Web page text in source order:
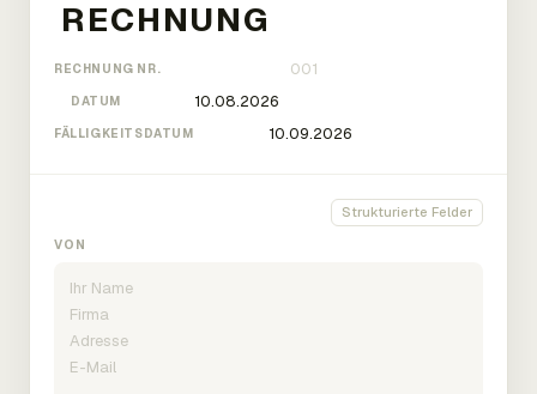
RECHNUNG NR.
DATUM
FÄLLIGKEITSDATUM
Strukturierte Felder
VON